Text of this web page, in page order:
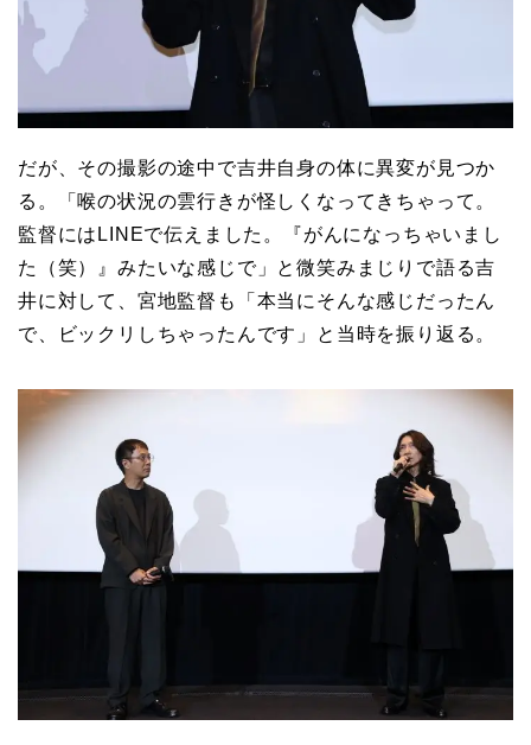
だが、その撮影の途中で吉井自身の体に異変が見つか
る。「喉の状況の雲行きが怪しくなってきちゃって。
監督にはLINEで伝えました。『がんになっちゃいまし
た（笑）』みたいな感じで」と微笑みまじりで語る吉
井に対して、宮地監督も「本当にそんな感じだったん
で、ビックリしちゃったんです」と当時を振り返る。